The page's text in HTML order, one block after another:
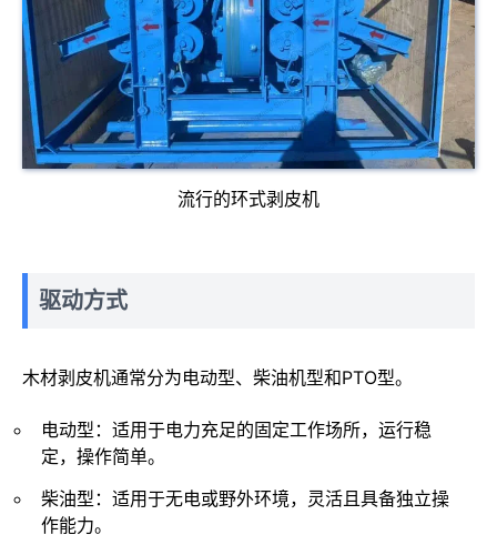
流行的环式剥皮机
驱动方式
木材剥皮机通常分为电动型、柴油机型和PTO型。
电动型：适用于电力充足的固定工作场所，运行稳
定，操作简单。
柴油型：适用于无电或野外环境，灵活且具备独立操
作能力。